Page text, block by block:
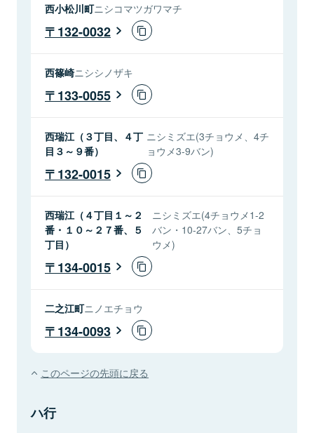
西小松川町ニシコマツガワマチ
132-0032
西篠崎ニシシノザキ
133-0055
西瑞江（３丁目、４丁
目３～９番）
ニシミズエ(3チョウメ、4チ
ョウメ3-9バン)
132-0015
西瑞江（４丁目１～２
番・１０～２７番、５
丁目）
ニシミズエ(4チョウメ1-2
バン・10-27バン、5チョ
ウメ)
134-0015
二之江町ニノエチョウ
134-0093
このページの先頭に戻る
ハ行